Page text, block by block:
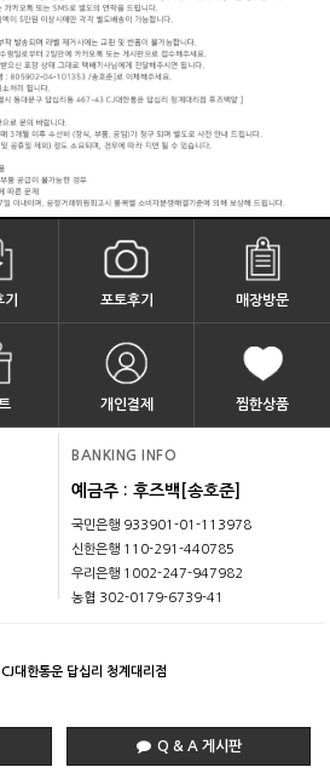
포토후기 매장방문
개인결제 찜한상품
BANKING INFO
예금주 : 후즈백[송호준]
국민은행 933901-01-113978
신한은행 110-291-440785
우리은행 1002-247-947982
농협 302-0179-6739-41
대한통운 답십리 청계대리점
Q & A 게시판